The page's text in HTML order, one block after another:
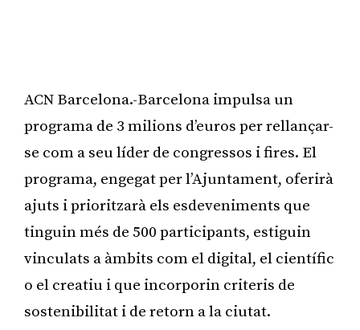
ACN Barcelona.-Barcelona impulsa un
programa de 3 milions d’euros per rellançar-
se com a seu líder de congressos i fires. El
programa, engegat per l’Ajuntament, oferirà
ajuts i prioritzarà els esdeveniments que
tinguin més de 500 participants, estiguin
vinculats a àmbits com el digital, el científic
o el creatiu i que incorporin criteris de
sostenibilitat i de retorn a la ciutat.